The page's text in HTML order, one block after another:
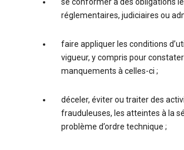
se conformer à des obligations
réglementaires, judiciaires ou
faire appliquer les conditions
vigueur, y compris pour
manquements à celles-ci ;
déceler, éviter ou traiter des
frauduleuses, les atteintes à la
problème d’ordre technique ;